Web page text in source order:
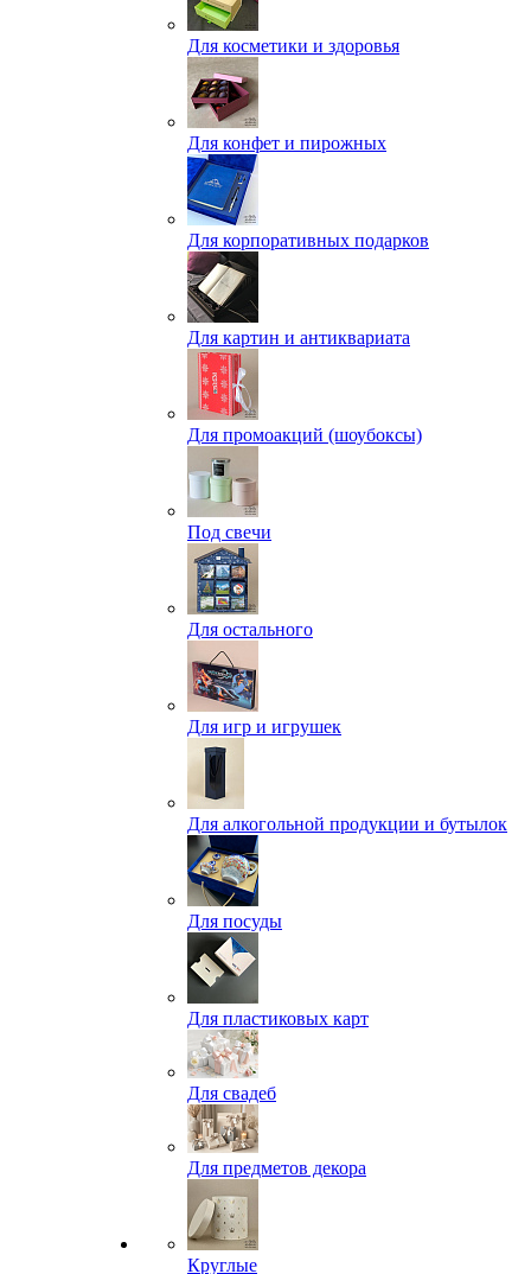
Для косметики и здоровья
Для конфет и пирожных
Для корпоративных подарков
Для картин и антиквариата
Для промоакций (шоубоксы)
Под свечи
Для остального
Для игр и игрушек
Для алкогольной продукции и бутылок
Для посуды
Для пластиковых карт
Для свадеб
Для предметов декора
Круглые